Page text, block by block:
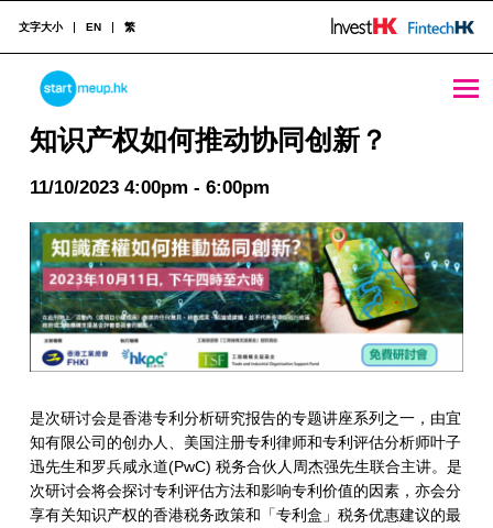
知识产权如何推动协同创新？ - StartmeupHK
STARTMEUPHK
STARTMEUPHK FESTIVAL IS THE LEADING STARTUP AND INNOVATION CONFERENCE EVENT IN HONG KONG
文字大小 EN 繁
知识产权如何推动协同创新？
11/10/2023 4:00pm - 6:00pm
是次研讨会是香港专利分析研究报告的专题讲座系列之一，由宜
知有限公司的创办人、美国注册专利律师和专利评估分析师叶子
迅先生和罗兵咸永道(PwC) 税务合伙人周杰强先生联合主讲。是
次研讨会将会探讨专利评估方法和影响专利价值的因素，亦会分
享有关知识产权的香港税务政策和「专利盒」税务优惠建议的最